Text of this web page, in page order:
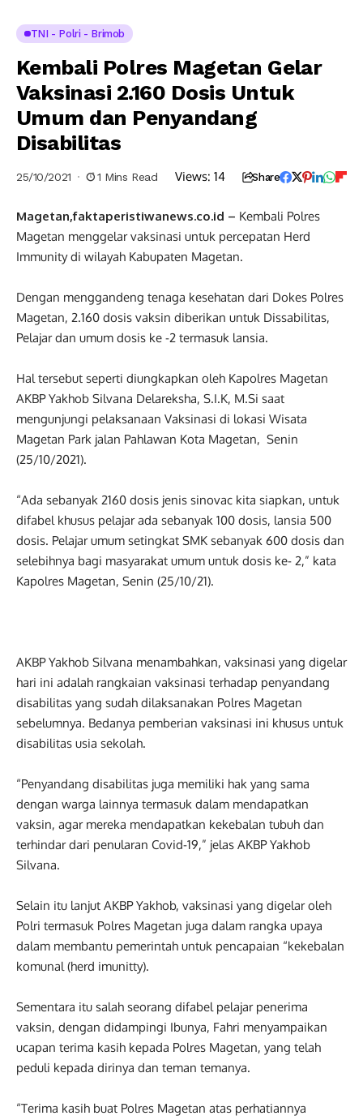
TNI - Polri - Brimob
Kembali Polres Magetan Gelar
Vaksinasi 2.160 Dosis Untuk
Umum dan Penyandang
Disabilitas
25/10/2021 1 Mins Read Views: 14 Share
Magetan,faktaperistiwanews.co.id – Kembali Polres
Magetan menggelar vaksinasi untuk percepatan Herd
Immunity di wilayah Kabupaten Magetan.
Dengan menggandeng tenaga kesehatan dari Dokes Polres
Magetan, 2.160 dosis vaksin diberikan untuk Dissabilitas,
Pelajar dan umum dosis ke -2 termasuk lansia.
Hal tersebut seperti diungkapkan oleh Kapolres Magetan
AKBP Yakhob Silvana Delareksha, S.I.K, M.Si saat
mengunjungi pelaksanaan Vaksinasi di lokasi Wisata
Magetan Park jalan Pahlawan Kota Magetan, Senin
(25/10/2021).
“Ada sebanyak 2160 dosis jenis sinovac kita siapkan, untuk
difabel khusus pelajar ada sebanyak 100 dosis, lansia 500
dosis. Pelajar umum setingkat SMK sebanyak 600 dosis dan
selebihnya bagi masyarakat umum untuk dosis ke- 2,” kata
Kapolres Magetan, Senin (25/10/21).
AKBP Yakhob Silvana menambahkan, vaksinasi yang digelar
hari ini adalah rangkaian vaksinasi terhadap penyandang
disabilitas yang sudah dilaksanakan Polres Magetan
sebelumnya. Bedanya pemberian vaksinasi ini khusus untuk
disabilitas usia sekolah.
“Penyandang disabilitas juga memiliki hak yang sama
dengan warga lainnya termasuk dalam mendapatkan
vaksin, agar mereka mendapatkan kekebalan tubuh dan
terhindar dari penularan Covid-19,” jelas AKBP Yakhob
Silvana.
Selain itu lanjut AKBP Yakhob, vaksinasi yang digelar oleh
Polri termasuk Polres Magetan juga dalam rangka upaya
dalam membantu pemerintah untuk pencapaian “kekebalan
komunal (herd imunitty).
Sementara itu salah seorang difabel pelajar penerima
vaksin, dengan didampingi Ibunya, Fahri menyampaikan
ucapan terima kasih kepada Polres Magetan, yang telah
peduli kepada dirinya dan teman temanya.
“Terima kasih buat Polres Magetan atas perhatiannya